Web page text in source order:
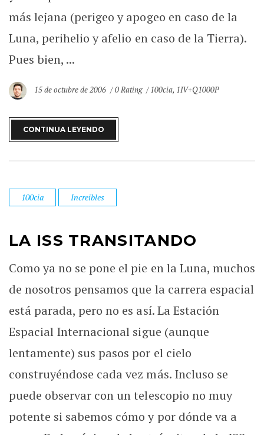
más lejana (perigeo y apogeo en caso de la
Luna, perihelio y afelio en caso de la Tierra).
Pues bien, ...
15 de octubre de 2006 0 Rating 100cia, 1IV+Q1000P
CONTINUA LEYENDO
100cia Increibles
LA ISS TRANSITANDO
Como ya no se pone el pie en la Luna, muchos
de nosotros pensamos que la carrera espacial
está parada, pero no es así. La Estación
Espacial Internacional sigue (aunque
lentamente) sus pasos por el cielo
construyéndose cada vez más. Incluso se
puede observar con un telescopio no muy
potente si sabemos cómo y por dónde va a